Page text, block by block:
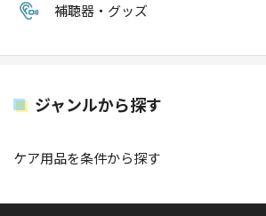
補聴器・グッズ
ジャンルから探す
ケア用品を条件から探す